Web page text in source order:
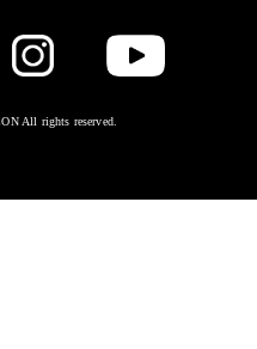
All rights reserved.